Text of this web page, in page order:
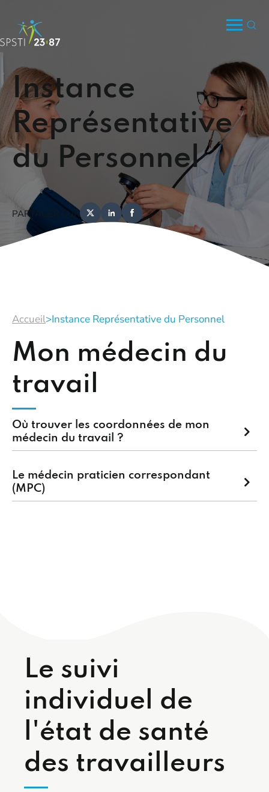
Instance
Représentative
du Personnel
PARTAGER SUR
Accueil>Instance Représentative du Personnel
Mon médecin du
travail
Où trouver les coordonnées de mon
médecin du travail ?
Le médecin praticien correspondant
(MPC)
Le suivi
individuel de
l'état de santé
des travailleurs